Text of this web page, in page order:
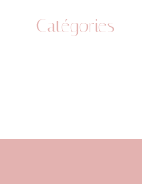
Catégories